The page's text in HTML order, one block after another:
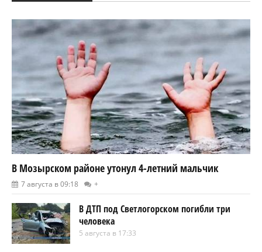
В Мозырском районе утонул 4-летний мальчик
7 августа в 09:18 +
В ДТП под Светлогорском погибли три
человека
5 августа в 17:33